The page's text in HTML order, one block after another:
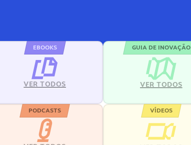
EBOOKS
VER TODOS
GUIA DE INOVAÇÃO
VER TODOS
PODCASTS VÍDEOS